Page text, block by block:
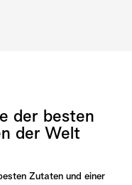
der besten
der Welt
Zutaten und einer